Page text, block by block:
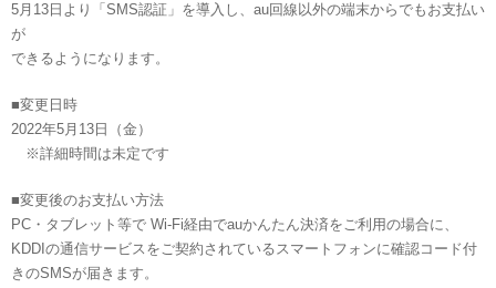
5月13日より「SMS認証」を導入し、au回線以外の端末からでもお支払い
が
できるようになります。
■変更日時
2022年5月13日（金）
※詳細時間は未定です
■変更後のお支払い方法
PC・タブレット等で Wi-Fi経由でauかんたん決済をご利用の場合に、
KDDIの通信サービスをご契約されているスマートフォンに確認コード付
きのSMSが届きます。